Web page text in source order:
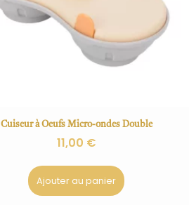
Cuiseur à Oeufs Micro-ondes Double
11,00 €
Ajouter au panier